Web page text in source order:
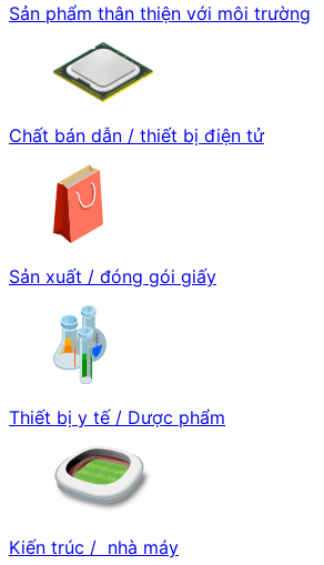
Sản phẩm thân thiện với môi trường
Chất bán dẫn / thiết bị điện tử
Sản xuất / đóng gói giấy
Thiết bị y tế / Dược phẩm
Kiến trúc / nhà máy